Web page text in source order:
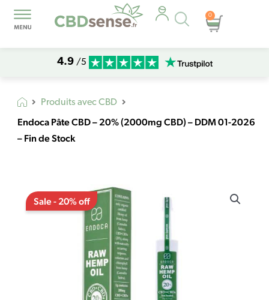
Recherche
de
produits
0
Panier
4.9 /5
Produits avec CBD
Endoca Pâte CBD – 20% (2000mg CBD) – DDM 01-2026
– Fin de Stock
Sale - 20% off
prix
initial
était :
€177,01.
Le
prix
actuel
est :
€141,60.
de